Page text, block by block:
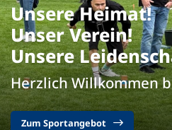
Unsere Heimat!
Unser Verein!
Unsere
Herzlich Willkommen
Zum Sportangebot